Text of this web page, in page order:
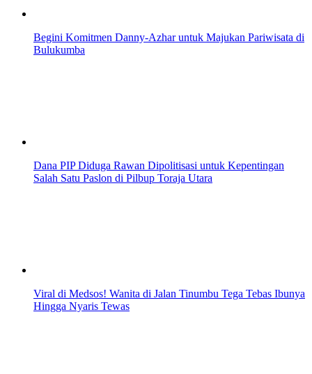
Begini Komitmen Danny-Azhar untuk Majukan Pariwisata di
Bulukumba
Dana PIP Diduga Rawan Dipolitisasi untuk Kepentingan
Salah Satu Paslon di Pilbup Toraja Utara
Viral di Medsos! Wanita di Jalan Tinumbu Tega Tebas Ibunya
Hingga Nyaris Tewas